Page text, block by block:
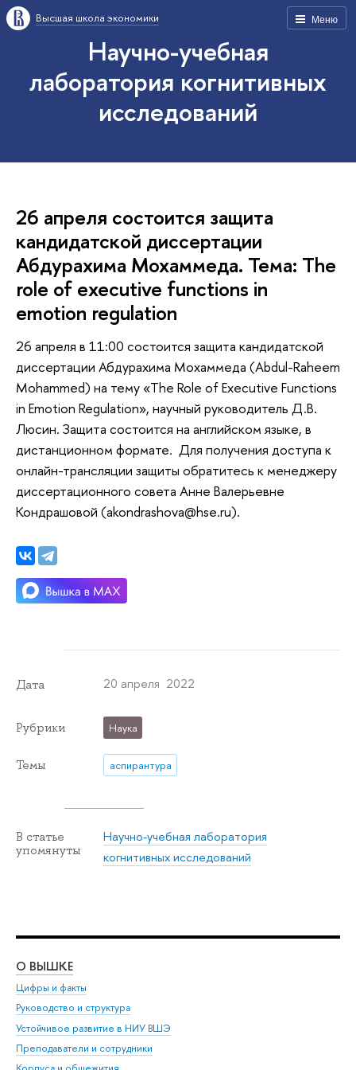
Меню
Высшая школа экономики
Научно-учебная
лаборатория когнитивных
исследований
26 апреля состоится защита
кандидатской диссертации
Абдурахима Мохаммеда. Тема: The
role of executive functions in
emotion regulation
26 апреля в 11:00 состоится защита кандидатской
диссертации Абдурахима Мохаммеда (Abdul-Raheem
Mohammed) на тему «The Role of Executive Functions
in Emotion Regulation», научный руководитель Д.В.
Люсин. Защита состоится на английском языке, в
дистанционном формате. Для получения доступа к
онлайн-трансляции защиты обратитесь к менеджеру
диссертационного совета Анне Валерьевне
Кондрашовой (akondrashova@hse.ru).
Дата 20 апреля 2022
Рубрики Наука
Темы аспирантура
В статье
упомянуты
Научно-учебная лаборатория
когнитивных исследований
О ВЫШКЕ
Цифры и факты
Руководство и структура
Устойчивое развитие в НИУ ВШЭ
Преподаватели и сотрудники